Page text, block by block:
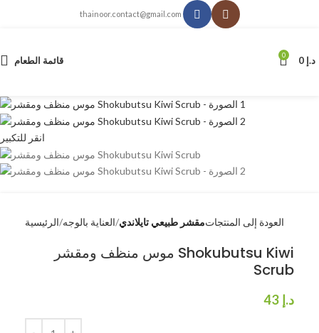
thainoor.contact@gmail.com
قائمة الطعام 0 د.إ
انقر للتكبير
الرئيسية العناية بالوجه مقشر طبيعي تايلانديالعودة إلى المنتجات
موس منظف ومقشر Shokubutsu Kiwi
Scrub
د.إ